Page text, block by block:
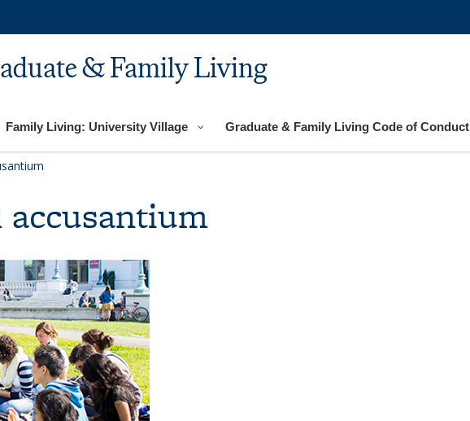
& Family Living
Family Living: University Village Graduate & Family Living Code of Conduct